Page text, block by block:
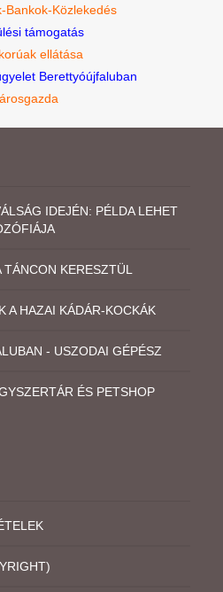
Bankok-Közlekedés
támogatás
ellátása
Berettyóújfaluban
IDEJÉN: PÉLDA LEHET
KERESZTÜL
A HAZAI KÁDÁR-KOCKÁK
- USZODAI GÉPÉSZ
ÉS PETSHOP